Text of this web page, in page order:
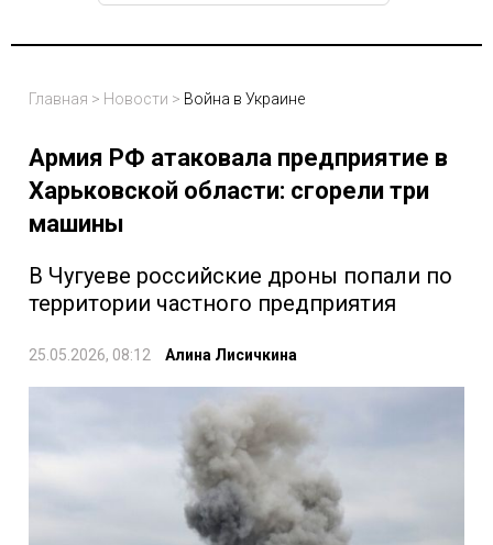
Главная > Новости > Война в Украине
Армия РФ атаковала предприятие в
Харьковской области: сгорели три
машины
В Чугуеве российские дроны попали по
территории частного предприятия
25.05.2026, 08:12 Алина Лисичкина